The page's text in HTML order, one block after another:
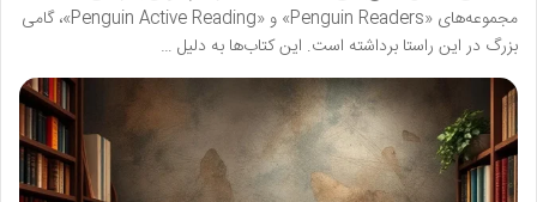
مجموعه‌های «Penguin Readers» و «Penguin Active Reading»، گامی
بزرگ در این راستا برداشته است. این کتاب‌ها به دلیل …